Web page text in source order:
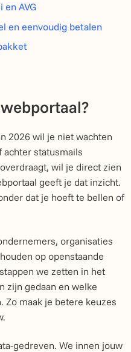
AVG
en eenvoudig betalen
2026 wil je niet wachten
achter statusmails
wil je direct zien
geeft je dat inzicht.
dat je hoeft te bellen of
organisaties
op openstaande
we zetten in het
zijn gedaan en welke
Zo maak je betere keuzes
gedreven. We innen jouw